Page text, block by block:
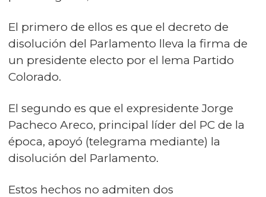
El primero de ellos es que el decreto de
disolución del Parlamento lleva la firma de
un presidente electo por el lema Partido
Colorado.
El segundo es que el expresidente Jorge
Pacheco Areco, principal líder del PC de la
época, apoyó (telegrama mediante) la
disolución del Parlamento.
Estos hechos no admiten dos